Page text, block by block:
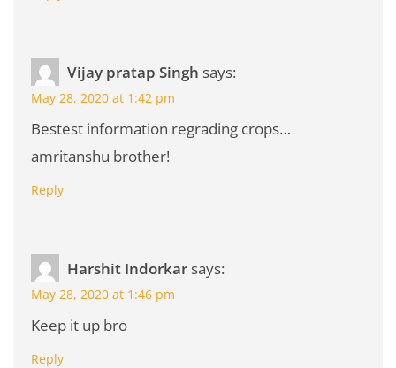
Vijay pratap Singh says:
May 28, 2020 at 1:42 pm
Bestest information regrading crops…
amritanshu brother!
Reply
Harshit Indorkar says:
May 28, 2020 at 1:46 pm
Keep it up bro
Reply